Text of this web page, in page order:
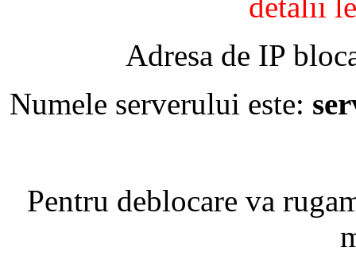
Adresa de IP
Numele serverului este:
Pentru deblocare va